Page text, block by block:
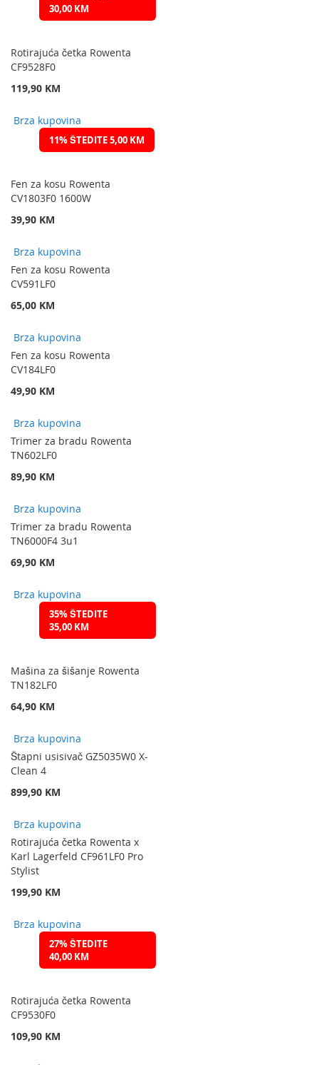
30,00 KM
Rotirajuća četka Rowenta
CF9528F0
119,90 KM
Brza kupovina
11% ŠTEDITE 5,00 KM
Fen za kosu Rowenta
CV1803F0 1600W
39,90 KM
Brza kupovina
Fen za kosu Rowenta
CV591LF0
65,00 KM
Brza kupovina
Fen za kosu Rowenta
CV184LF0
49,90 KM
Brza kupovina
Trimer za bradu Rowenta
TN602LF0
89,90 KM
Brza kupovina
Trimer za bradu Rowenta
TN6000F4 3u1
69,90 KM
Brza kupovina
35% ŠTEDITE
35,00 KM
Mašina za šišanje Rowenta
TN182LF0
64,90 KM
Brza kupovina
Štapni usisivač GZ5035W0 X-
Clean 4
899,90 KM
Brza kupovina
Rotirajuća četka Rowenta x
Karl Lagerfeld CF961LF0 Pro
Stylist
199,90 KM
Brza kupovina
27% ŠTEDITE
40,00 KM
Rotirajuća četka Rowenta
CF9530F0
109,90 KM